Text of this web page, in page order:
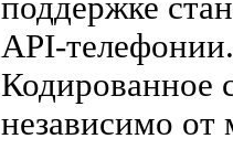
поддержке
API-телефонии.
Кодированное
независимо от